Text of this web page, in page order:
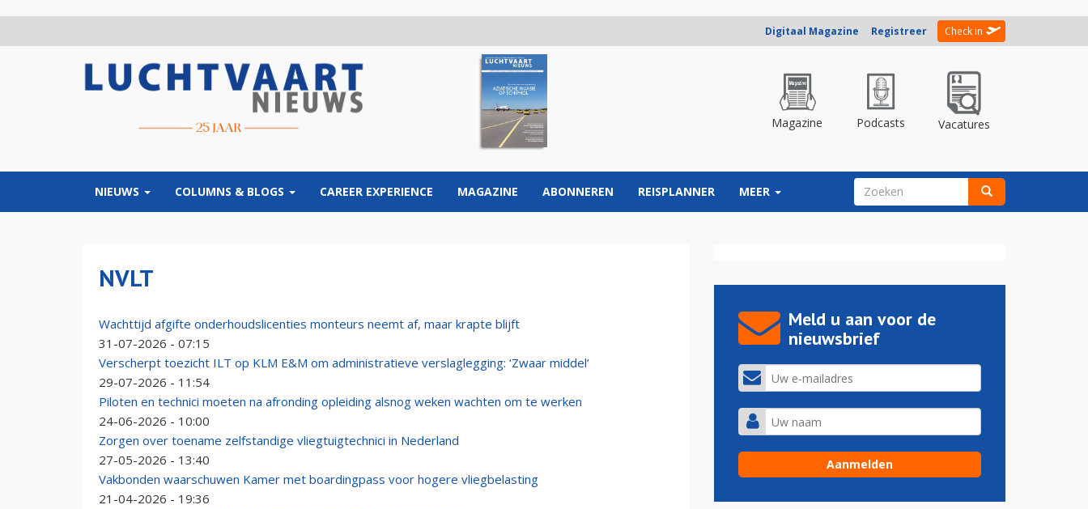
Digitaal Magazine Registreer Check in
Magazine Podcasts Vacatures
NIEUWS COLUMNS & BLOGS CAREER EXPERIENCE MAGAZINE ABONNEREN REISPLANNER MEER ZOEKVELD
NVLT
Wachttijd afgifte onderhoudslicenties monteurs neemt af, maar krapte blijft
31-07-2026 - 07:15
Verscherpt toezicht ILT op KLM E&M om administratieve verslaglegging: ‘Zwaar middel’
29-07-2026 - 11:54
Piloten en technici moeten na afronding opleiding alsnog weken wachten om te werken
24-06-2026 - 10:00
Zorgen over toename zelfstandige vliegtuigtechnici in Nederland
27-05-2026 - 13:40
Vakbonden waarschuwen Kamer met boardingpass voor hogere vliegbelasting
21-04-2026 - 19:36
Meld u aan voor de
nieuwsbrief